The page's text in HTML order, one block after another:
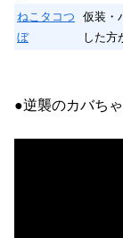
ねこタコつ
ぼ
仮装・
した方
●逆襲のカバち